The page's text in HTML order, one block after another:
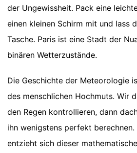
der Ungewissheit. Pack eine
einen kleinen Schirm mit und lass
Tasche. Paris ist eine Stadt der
binären Wetterzustände.
Die Geschichte der Meteorologie
des menschlichen Hochmuts. Wir
den Regen kontrollieren, dann
ihn wenigstens perfekt
entzieht sich dieser